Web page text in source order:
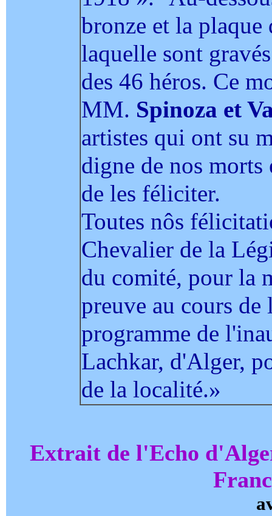
bronze et la plaque
laquelle sont
des 46 héros. Ce
MM. Spinoza et
artistes qui ont su
digne de nos
de les féliciter.
Toutes nôs
Chevalier de la
du comité, pour la
preuve au cours
programme de
Lachkar, d'Alger,
de la localité.»
Extrait de l'Echo